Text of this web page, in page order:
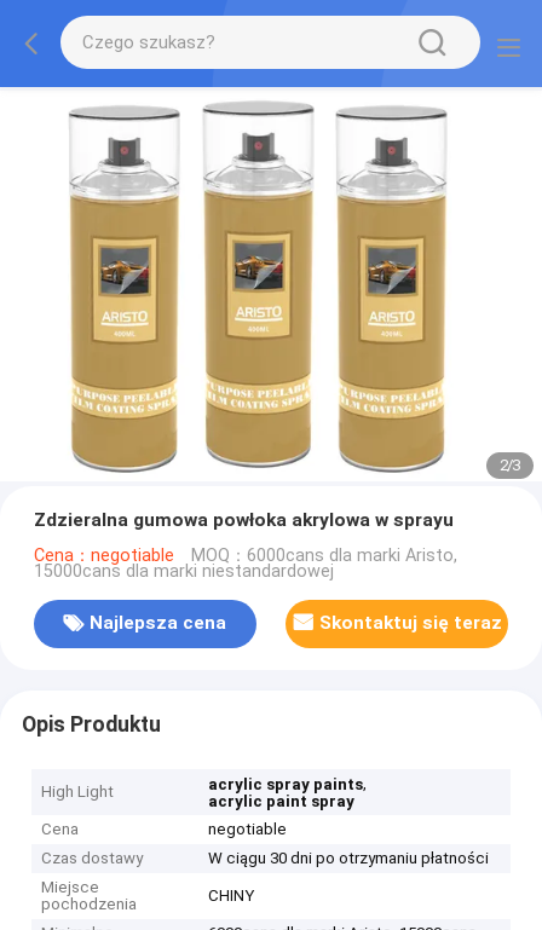
2/3
Zdzieralna gumowa powłoka akrylowa w sprayu
Cena：negotiable MOQ：6000cans dla marki Aristo,
15000cans dla marki niestandardowej
Najlepsza cena Skontaktuj się teraz
Opis Produktu
High Light acrylic spray paints,
acrylic paint spray
Cena
negotiable
Czas dostawy
W ciągu 30 dni po otrzymaniu płatności
Miejsce
pochodzenia
CHINY